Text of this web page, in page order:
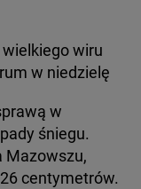
wiru
w niedzielę
w
śniegu.
Mazowszu,
centymetrów.